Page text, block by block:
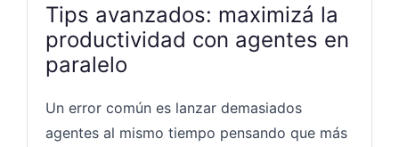
Tips avanzados: maximizá la
productividad con agentes en
paralelo
Un error común es lanzar demasiados
agentes al mismo tiempo pensando que más